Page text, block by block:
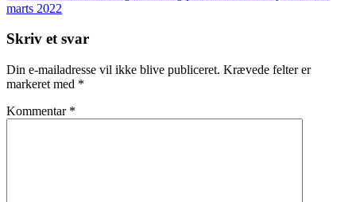
marts 2022
Skriv et svar
Din e-mailadresse vil ikke blive publiceret. Krævede felter er
markeret med *
Kommentar *